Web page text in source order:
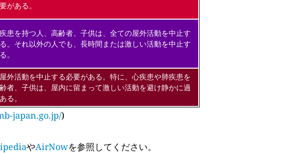
がある。
患を持つ人、高齢者、子供は、全ての屋外活動を中止す
。それ以外の人でも、長時間または激しい活動を中止す
。
外活動を中止する必要がある。特に、心疾患や肺疾患を
者、子供は、屋内に留まって激しい活動を避け静かに過
る。
japan.go.jp/)
やAirNowを参照してください。